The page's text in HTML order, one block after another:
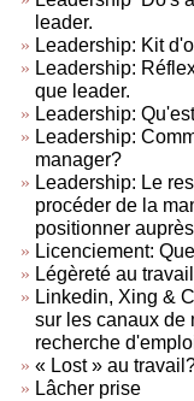
leader.
Leadership: Kit
Leadership:
que leader.
Leadership:
Leadership:
manager?
Leadership: Le
procéder de la
positionner
Licenciement:
Légèreté au
Linkedin, Xing &
sur les canaux de
recherche
« Lost » au
Lâcher prise